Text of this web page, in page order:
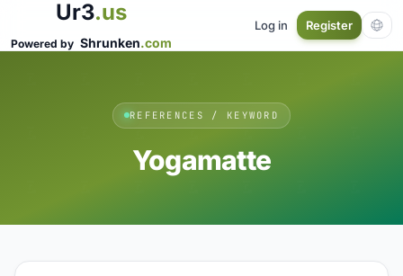
Ur3.us
Powered by Shrunken.com
Log in Register
REFERENCES / KEYWORD
Yogamatte